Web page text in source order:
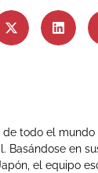
de todo el mundo
Basándose en
el equipo